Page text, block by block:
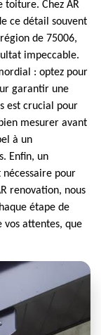
Chez AR
ce détail souvent
de 75006,
impeccable.
: optez pour
garantir une
est crucial pour
mesurer avant
à un
Enfin, un
pour
renovation, nous
étape de
attentes, que